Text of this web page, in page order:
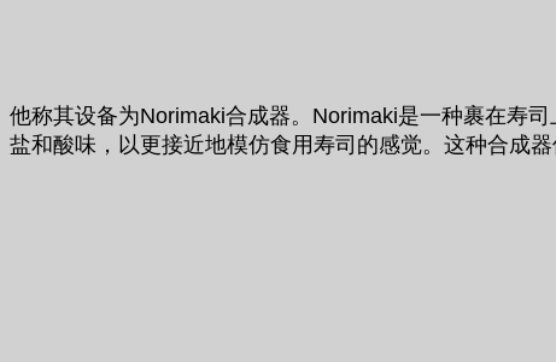
他称其设备为Norimaki合成器。Norimaki是一种裹在寿
盐和酸味，以更接近地模仿食用寿司的感觉。这种合成